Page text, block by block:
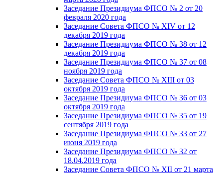
Заседание Президиума ФПСО № 2 от 20
февраля 2020 года
Заседание Совета ФПСО № XIV от 12
декабря 2019 года
Заседание Президиума ФПСО № 38 от 12
декабря 2019 года
Заседание Президиума ФПСО № 37 от 08
ноября 2019 года
Заседание Совета ФПСО № XIII от 03
октября 2019 года
Заседание Президиума ФПСО № 36 от 03
октября 2019 года
Заседание Президиума ФПСО № 35 от 19
сентября 2019 года
Заседание Президиума ФПСО № 33 от 27
июня 2019 года
Заседание Президиума ФПСО № 32 от
18.04.2019 года
Заседание Совета ФПСО № XII от 21 марта